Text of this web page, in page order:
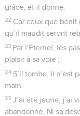
grâce, et il donne.
22 Car ceux que bénit
qu’il maudit seront
23 Par l’Éternel, les
plaisir à sa voie ;
24 S’il tombe, il n’est
main.
25 J’ai été jeune, j’ai
abandonné, Ni sa